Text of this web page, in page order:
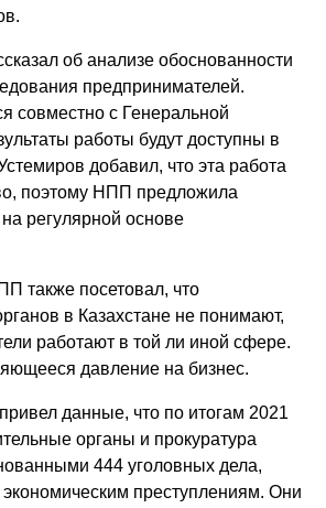
об анализе обоснованности
предпринимателей.
совместно с Генеральной
работы будут доступны в
добавил, что эта работа
поэтому НПП предложила
регулярной основе
также посетовал, что
в Казахстане не понимают,
работают в той ли иной сфере.
давление на бизнес.
данные, что по итогам 2021
органы и прокуратура
444 уголовных дела,
преступлениям. Они